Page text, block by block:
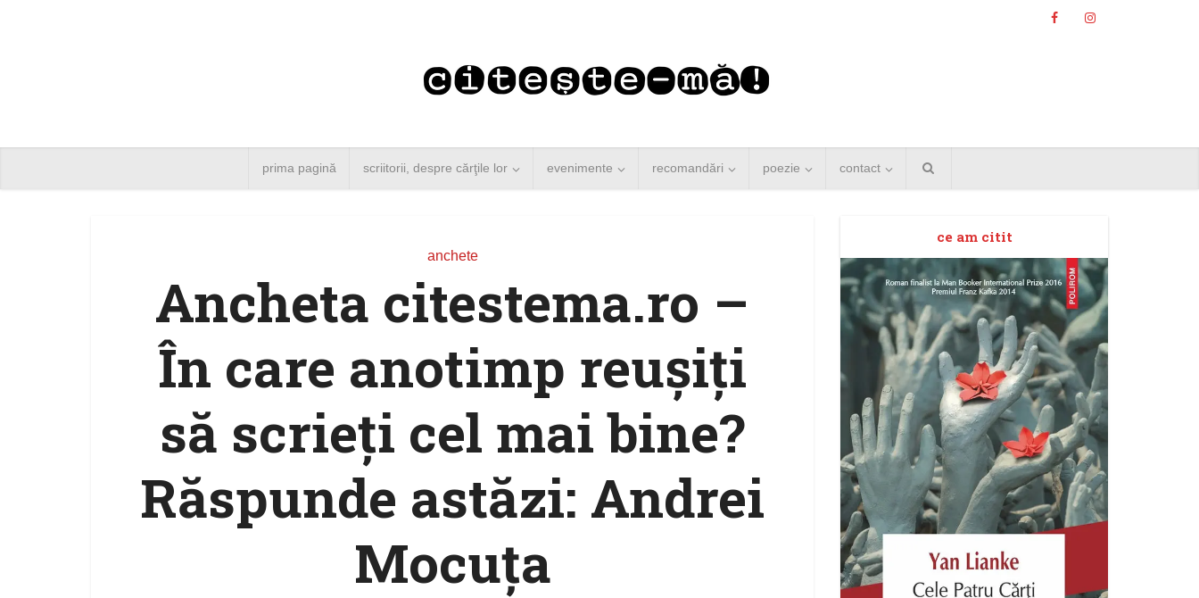
prima pagină scriitorii, despre cărţile lor evenimente recomandări poezie contact
anchete
Ancheta citestema.ro –
În care anotimp reuşiţi
să scrieţi cel mai bine?
Răspunde astăzi: Andrei
Mocuţa
ce am citit